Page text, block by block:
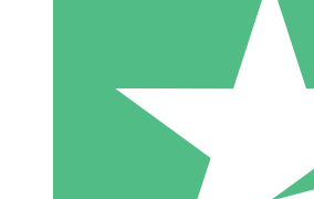
20 00